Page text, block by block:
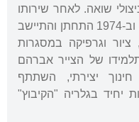
שואה. לאחר שירותו
הצבאי יצא לתקופת נדודים בעולם, וב-1974 התחתן והתיישב
וגרפיקה במסגרות
של הצייר אברהם
יצירתי, השתתף
יחיד בגלריה "הקיבוץ"